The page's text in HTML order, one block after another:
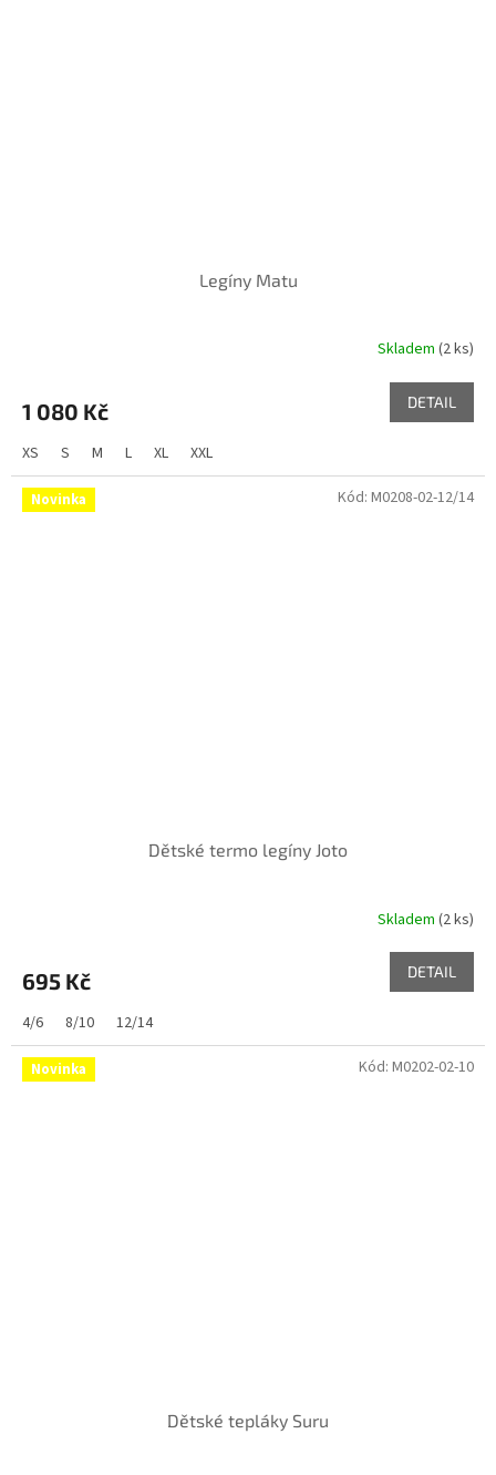
Legíny Matu
Skladem (2 ks)
1 080 Kč DETAIL
XS S M L XL XXL
Novinka
Dětské termo legíny Joto
Skladem (2 ks)
695 Kč DETAIL
4/6 8/10 12/14
Kód: M0208-02-12/14
Novinka
Dětské tepláky Suru
Kód: M0202-02-10